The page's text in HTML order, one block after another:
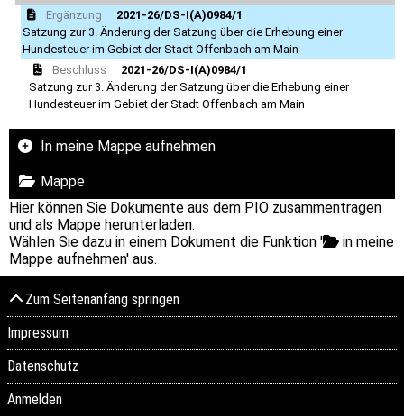
Ergänzung
2021-26/DS-I(A)0984/1
Satzung zur 3. Änderung der Satzung über die Erhebung einer
Hundesteuer im Gebiet der Stadt Offenbach am Main
Beschluss
2021-26/DS-I(A)0984/1
Satzung zur 3. Änderung der Satzung über die Erhebung einer
Hundesteuer im Gebiet der Stadt Offenbach am Main
In meine Mappe aufnehmen
Mappe
Hier können Sie Dokumente aus dem PIO zusammentragen
und als Mappe herunterladen.
Wählen Sie dazu in einem Dokument die Funktion '
in meine
Mappe aufnehmen' aus.
Zum Seitenanfang springen
Impressum
Datenschutz
Anmelden